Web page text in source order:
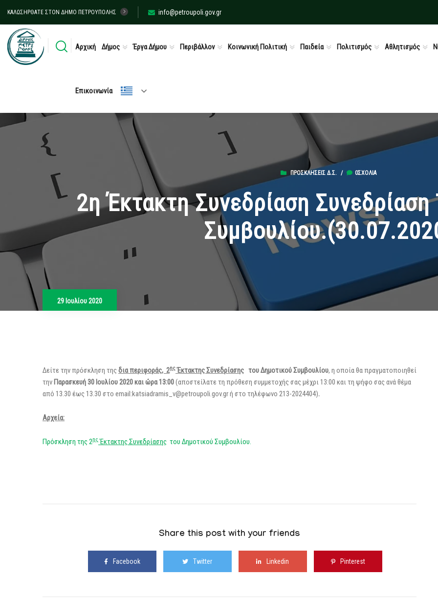
ΚΑΛΩΣΉΡΘΑΤΕ ΣΤΟΝ ΔΉΜΟ ΠΕΤΡΟΎΠΟΛΗΣ info@petroupoli.gov.gr
Αρχική Δήμος Έργα Δήμου Περιβάλλον Κοινωνική Πολιτική Παιδεία Πολιτισμός Αθλητισμός
Επικοινωνία
ΠΡΟΣΚΛΉΣΕΙΣ Δ.Σ. / 0ΣΧΌΛΙΑ
2η Έκτακτη Συνεδρίαση
29 Ιουλίου 2020
Δείτε την πρόσκληση της δια περιφοράς, 2ηςΈκτακτης Συνεδρίασης του Δημοτικού Συμβουλίου, η οποία θα πραγματοποιηθεί
την Παρασκευή 30 Ιουλίου 2020 και ώρα 13:00(αποστείλατε τη πρόθεση συμμετοχής σας μέχρι 13:00 και τη ψήφο σας ανά θέμα
από 13.30 έως 13.30 στο email:katsiadramis_v@petroupoli.gov.gr ή στο τηλέφωνο 213-2024404).
Αρχεία:
Πρόσκληση της 2ης Έκτακτης Συνεδρίασης του Δημοτικού Συμβουλίου.
Share this post with your friends
Facebook Twitter Linkedin Pinterest